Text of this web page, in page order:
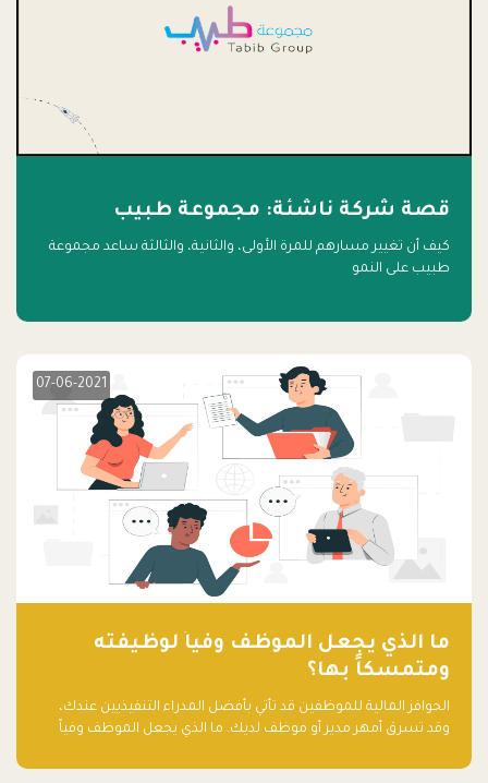
قصة شركة ناشئة: مجموعة طبيب
كيف أن تغيير مسارهم للمرة الأولى، والثانية، والثالثة ساعد مجموعة
طبيب على النمو
07-06-2021
ما الذي يجعل الموظف وفياً لوظيفته
ومتمسكاً بها؟
الحوافز المالية للموظفين قد تأتي بأفضل المدراء التنفيذيين عندك،
وقد تسرق أمهر مدير أو موظف لديك. ما الذي يجعل الموظف وفياً